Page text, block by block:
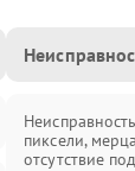
пиксели,
отсутствие